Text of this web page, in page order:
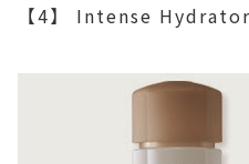
【4】 Intense Hydrator